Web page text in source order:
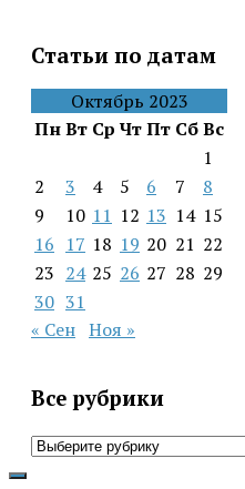
Статьи по датам
Октябрь 2023
ПнВт Ср ЧтПт СбВс
1
2
3 4 5 6 7
8
9
10 11 12 13 14 15
16 17 18 19 20 21 22
23 24 25 26 27 28 29
30 31
« Сен Ноя »
Все рубрики
Все